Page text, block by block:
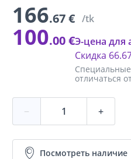
166.67 € /tk
100.00 €
отличаться
Скидка 66.
Э-цена для
− +
Посмотреть наличие